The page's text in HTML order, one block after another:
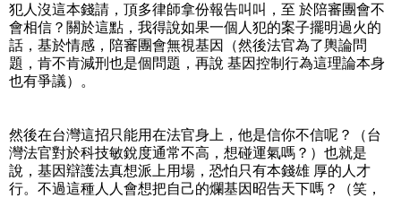
犯人沒這本錢請，頂多律師拿份報告叫叫，至 於陪審團會不
會相信？關於這點，我得說如果一個人犯的案子擺明過火的
話，基於情感，陪審團會無視基因（然後法官為了輿論問
題，肯不肯減刑也是個問題，再說 基因控制行為這理論本身
也有爭議）。
然後在台灣這招只能用在法官身上，他是信你不信呢？（台
灣法官對於科技敏銳度通常不高，想碰運氣嗎？）也就是
說，基因辯護法真想派上用場，恐怕只有本錢雄 厚的人才
行。不過這種人人會想把自己的爛基因昭告天下嗎？（笑，